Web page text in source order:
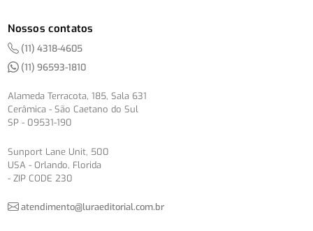
Nossos contatos
(11) 4318-4605
(11) 96593-1810
Alameda Terracota, 185, Sala 631
Cerâmica - São Caetano do Sul
SP - 09531-190
Sunport Lane Unit, 500
USA - Orlando, Florida
- ZIP CODE 230
atendimento@luraeditorial.com.br